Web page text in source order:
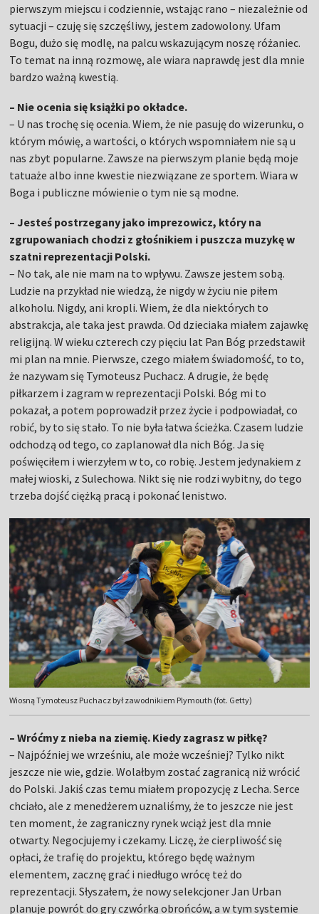
pierwszym miejscu i codziennie, wstając rano – niezależnie od
sytuacji – czuję się szczęśliwy, jestem zadowolony. Ufam
Bogu, dużo się modlę, na palcu wskazującym noszę różaniec.
To temat na inną rozmowę, ale wiara naprawdę jest dla mnie
bardzo ważną kwestią.
– Nie ocenia się książki po okładce.
– U nas trochę się ocenia. Wiem, że nie pasuję do wizerunku, o
którym mówię, a wartości, o których wspomniałem nie są u
nas zbyt popularne. Zawsze na pierwszym planie będą moje
tatuaże albo inne kwestie niezwiązane ze sportem. Wiara w
Boga i publiczne mówienie o tym nie są modne.
– Jesteś postrzegany jako imprezowicz, który na
zgrupowaniach chodzi z głośnikiem i puszcza muzykę w
szatni reprezentacji Polski.
– No tak, ale nie mam na to wpływu. Zawsze jestem sobą.
Ludzie na przykład nie wiedzą, że nigdy w życiu nie piłem
alkoholu. Nigdy, ani kropli. Wiem, że dla niektórych to
abstrakcja, ale taka jest prawda. Od dzieciaka miałem zajawkę
religijną. W wieku czterech czy pięciu lat Pan Bóg przedstawił
mi plan na mnie. Pierwsze, czego miałem świadomość, to to,
że nazywam się Tymoteusz Puchacz. A drugie, że będę
piłkarzem i zagram w reprezentacji Polski. Bóg mi to
pokazał, a potem poprowadził przez życie i podpowiadał, co
robić, by to się stało. To nie była łatwa ścieżka. Czasem ludzie
odchodzą od tego, co zaplanował dla nich Bóg. Ja się
poświęciłem i wierzyłem w to, co robię. Jestem jedynakiem z
małej wioski, z Sulechowa. Nikt się nie rodzi wybitny, do tego
trzeba dojść ciężką pracą i pokonać lenistwo.
Wiosną Tymoteusz Puchacz był zawodnikiem Plymouth (fot. Getty)
– Wróćmy z nieba na ziemię. Kiedy zagrasz w piłkę?
– Najpóźniej we wrześniu, ale może wcześniej? Tylko nikt
jeszcze nie wie, gdzie. Wolałbym zostać zagranicą niż wrócić
do Polski. Jakiś czas temu miałem propozycję z Lecha. Serce
chciało, ale z menedżerem uznaliśmy, że to jeszcze nie jest
ten moment, że zagraniczny rynek wciąż jest dla mnie
otwarty. Negocjujemy i czekamy. Liczę, że cierpliwość się
opłaci, że trafię do projektu, którego będę ważnym
elementem, zacznę grać i niedługo wrócę też do
reprezentacji. Słyszałem, że nowy selekcjoner Jan Urban
planuje powrót do gry czwórką obrońców, a w tym systemie